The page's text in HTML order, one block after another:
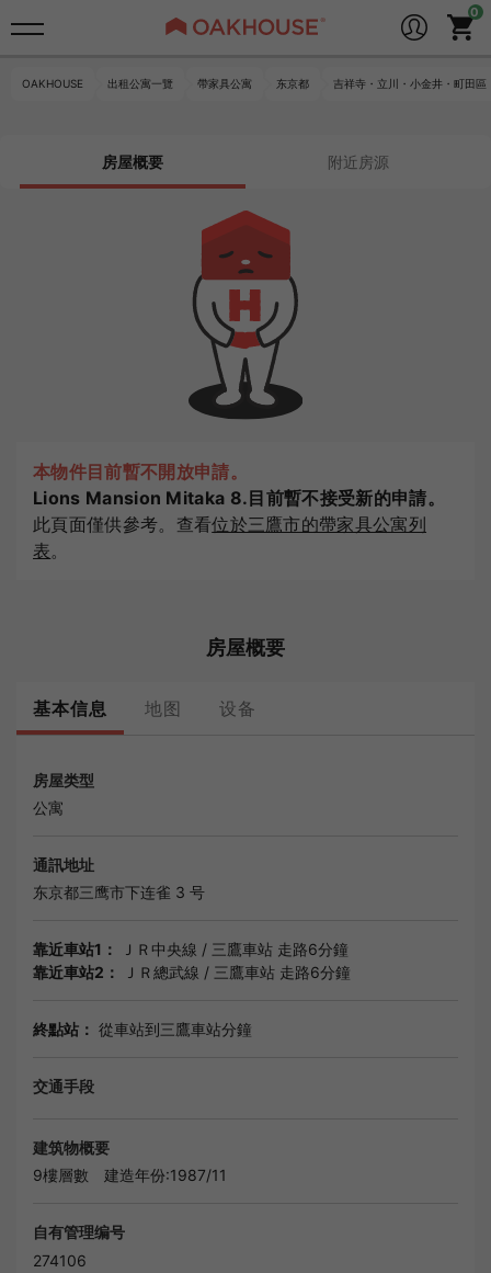
OAKHOUSE 出租公寓一覽 帶家具公寓 东京都 吉祥寺・立川・小金井・町田區
房屋概要 附近房源
本物件目前暫不開放申請。
Lions Mansion Mitaka 8.目前暫不接受新的申請。
此頁面僅供參考。查看位於三鷹市的帶家具公寓列
表。
房屋概要
基本信息 地图 设备
房屋类型
公寓
通訊地址
东京都三鹰市下连雀 3 号
靠近車站1： ＪＲ中央線 / 三鷹車站 走路6分鐘
靠近車站2：
ＪＲ總武線 / 三鷹車站 走路6分鐘
終點站： 從車站到三鷹車站分鐘
交通手段
建筑物概要
9樓層數
建造年份:1987/11
自有管理编号
274106